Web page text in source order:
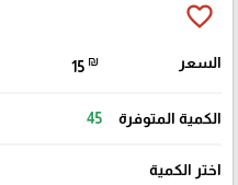
favorite_border
السعر 15 ₪
الكمية المتوفرة 45
اختر الكمية